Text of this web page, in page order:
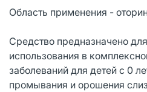
Область применения -
Средство предназначено
использования в
заболеваний для детей с 0
промывания и орошения